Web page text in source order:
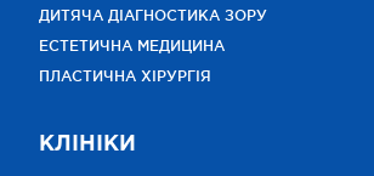
ДИТЯЧА ДІАГНОСТИКА ЗОРУ
ЕСТЕТИЧНА МЕДИЦИНА
ПЛАСТИЧНА ХІРУРГІЯ
КЛІНІКИ